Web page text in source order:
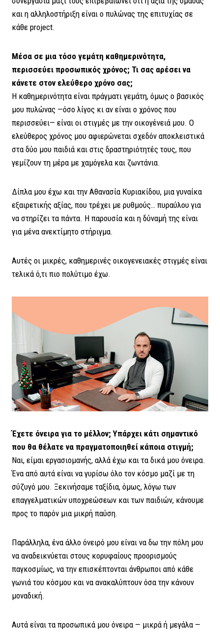
και η αλληλοστήριξη είναι ο πυλώνας της επιτυχίας σε
κάθε project.
Μέσα σε μια τόσο γεμάτη καθημερινότητα,
περισσεύει προσωπικός χρόνος; Τι σας αρέσει να
κάνετε στον ελεύθερο χρόνο σας;
Η καθημερινότητα είναι πράγματι γεμάτη, όμως ο βασικός
μου πυλώνας —όσο λίγος κι αν είναι ο χρόνος που
περισσεύει— είναι οι στιγμές με την οικογένειά μου. Ο
ελεύθερος χρόνος μου αφιερώνεται σχεδόν αποκλειστικά
στα δύο μου παιδιά και στις δραστηριότητές τους, που
γεμίζουν τη μέρα με χαμόγελα και ζωντάνια.
Δίπλα μου έχω και την Αθανασία Κυριακίδου, μια γυναίκα
εξαιρετικής αξίας, που τρέχει με ρυθμούς… πυραύλου για
να στηρίζει τα πάντα. Η παρουσία και η δύναμή της είναι
για μένα ανεκτίμητο στήριγμα.
Αυτές οι μικρές, καθημερινές οικογενειακές στιγμές είναι
τελικά ό,τι πιο πολύτιμο έχω.
Έχετε όνειρα για το μέλλον; Υπάρχει κάτι σημαντικό
που θα θέλατε να πραγματοποιηθεί κάποια στιγμή;
Ναι, είμαι εργασιομανής, αλλά έχω και τα δικά μου όνειρα.
Ένα από αυτά είναι να γυρίσω όλο τον κόσμο μαζί με τη
σύζυγό μου. Ξεκινήσαμε ταξίδια, όμως, λόγω των
επαγγελματικών υποχρεώσεων και των παιδιών, κάνουμε
προς το παρόν μια μικρή παύση.
Παράλληλα, ένα άλλο όνειρό μου είναι να δω την πόλη μου
να αναδεικνύεται στους κορυφαίους προορισμούς
παγκοσμίως, να την επισκέπτονται άνθρωποι από κάθε
γωνιά του κόσμου και να ανακαλύπτουν όσα την κάνουν
μοναδική.
Αυτά είναι τα προσωπικά μου όνειρα — μικρά ή μεγάλα —